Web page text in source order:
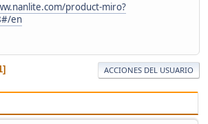
product-miro?
en
ACCIONES DEL USUARIO